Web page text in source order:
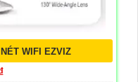
WIFI EZVIZ